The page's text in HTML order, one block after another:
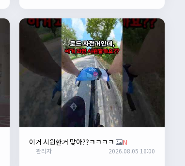
이거 시원한거 맞아??ㅋㅋㅋㅋ N
관리자 2026.08.05 16:00